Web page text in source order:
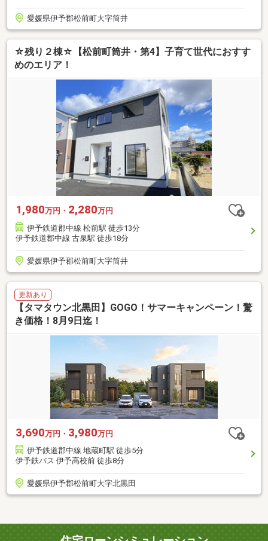
愛媛県伊予郡松前町大字筒井
☆残り２棟☆【松前町筒井・第4】子育て世代におすす
めのエリア！
1,980万円・ 2,280万円
伊予鉄道郡中線 松前駅 徒歩13分
伊予鉄道郡中線 古泉駅 徒歩18分
愛媛県伊予郡松前町大字筒井
更新あり
【タマタウン北黒田】GOGO！サマーキャンペーン！驚
き価格！8月9日迄！
3,690万円・ 3,980万円
伊予鉄道郡中線 地蔵町駅 徒歩5分
伊予鉄バス 伊予高校前 徒歩8分
愛媛県伊予郡松前町大字北黒田